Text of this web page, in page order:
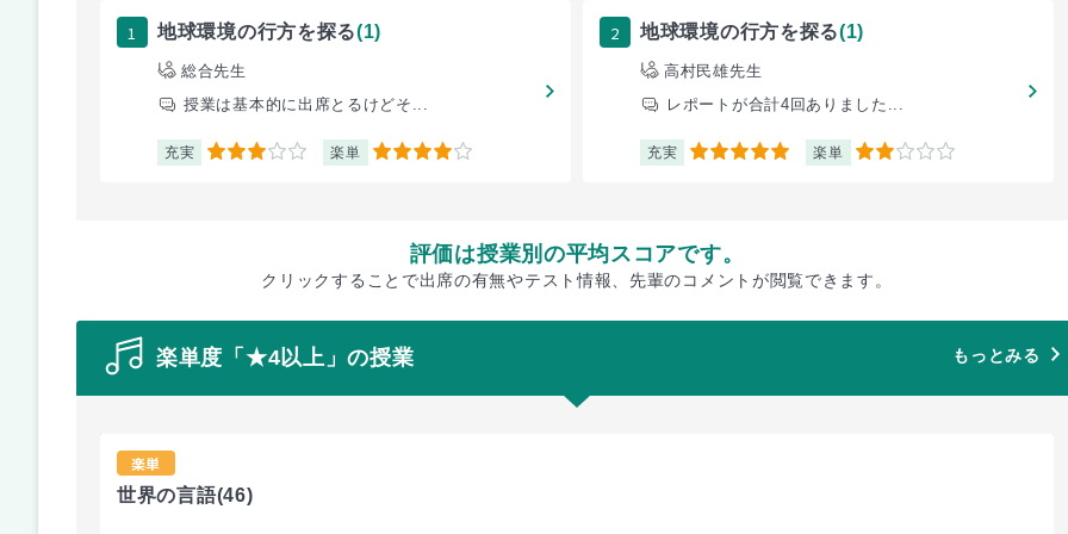
1 地球環境の行方を探る(1)
総合先生
授業は基本的に出席とるけどそ...
充実 3 楽単 4
2 地球環境の行方を探る(1)
高村民雄先生
レポートが合計4回ありました...
充実 5 楽単 2
評価は授業別の平均スコアです。
クリックすることで出席の有無やテスト情報、先輩のコメントが閲覧できます。
楽単度「★4以上」の授業 もっとみる
楽単
世界の言語(46)